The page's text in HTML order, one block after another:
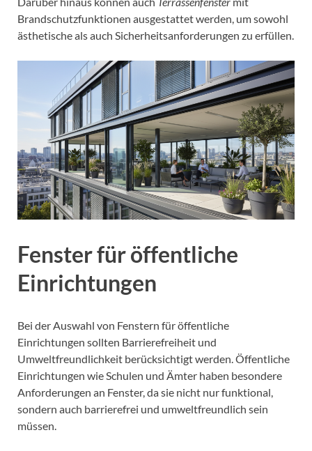
Brandschutzfunktionen ausgestattet werden, um sowohl
ästhetische als auch Sicherheitsanforderungen zu erfüllen.
Fenster für öffentliche
Einrichtungen
Bei der Auswahl von Fenstern für öffentliche
Einrichtungen sollten Barrierefreiheit und
Umweltfreundlichkeit berücksichtigt werden. Öffentliche
Einrichtungen wie Schulen und Ämter haben besondere
Anforderungen an Fenster, da sie nicht nur funktional,
sondern auch barrierefrei und umweltfreundlich sein
müssen.